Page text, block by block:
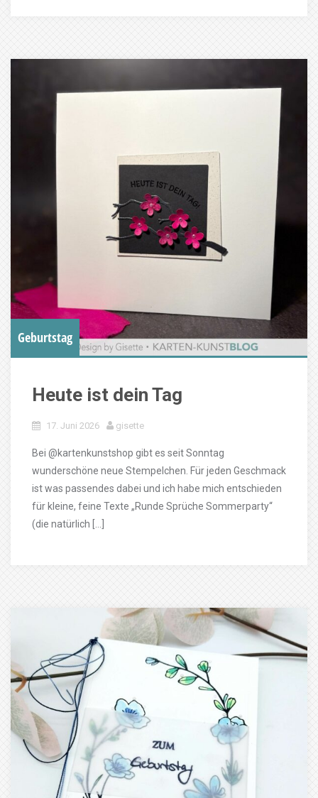
Geburtstag
Heute ist dein Tag
17. Juni 2026 gisette
Bei @kartenkunstshop gibt es seit Sonntag
wunderschöne neue Stempelchen. Für jeden Geschmack
ist was passendes dabei und ich habe mich entschieden
für kleine, feine Texte „Runde Sprüche Sommerparty“
(die natürlich […]